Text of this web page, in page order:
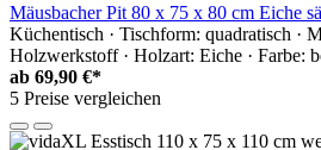
Mäusbacher Pit 80 x 75 x 80 cm Eiche
Küchentisch · Tischform: quadratisch ·
Holzwerkstoff · Holzart: Eiche · Farbe:
ab 69,90 €*
5 Preise vergleichen